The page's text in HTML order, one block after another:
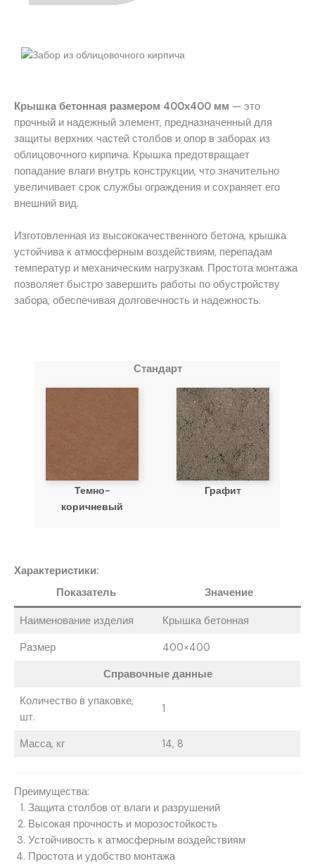
Крышка бетонная размером 400х400 мм — это
прочный и надежный элемент, предназначенный для
защиты верхних частей столбов и опор в заборах из
облицовочного кирпича. Крышка предотвращает
попадание влаги внутрь конструкции, что значительно
увеличивает срок службы ограждения и сохраняет его
внешний вид.
Изготовленная из высококачественного бетона, крышка
устойчива к атмосферным воздействиям, перепадам
температур и механическим нагрузкам. Простота монтажа
позволяет быстро завершить работы по обустройству
забора, обеспечивая долговечность и надежность.
Стандарт
Темно-
коричневый
Графит
Характеристики:
Показатель
Значение
Наименование изделия
Крышка бетонная
Размер
400×400
Справочные данные
Количество в упаковке,
шт.
1
Масса, кг 14, 8
Преимущества:
Защита столбов от влаги и разрушений
Высокая прочность и морозостойкость
Устойчивость к атмосферным воздействиям
Простота и удобство монтажа